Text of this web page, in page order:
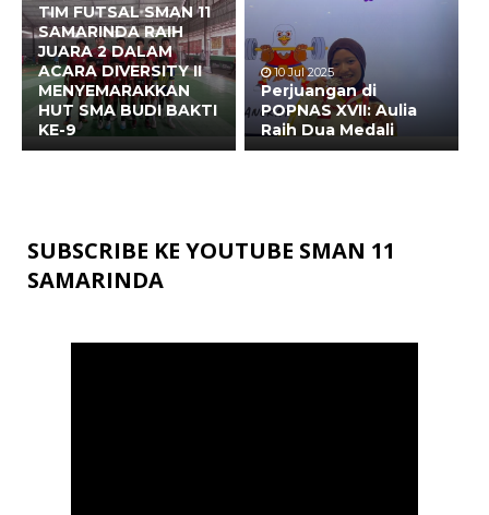
TIM FUTSAL SMAN 11
SAMARINDA RAIH
JUARA 2 DALAM
ACARA DIVERSITY II
MENYEMARAKKAN
HUT SMA BUDI BAKTI
KE-9
10 Jul 2025
Perjuangan di
POPNAS XVII: Aulia
Raih Dua Medali
SUBSCRIBE KE YOUTUBE SMAN 11
SAMARINDA